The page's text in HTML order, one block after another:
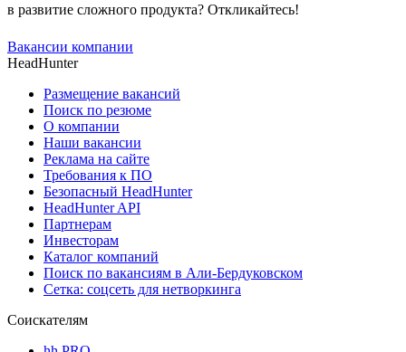
в развитие сложного продукта? Откликайтесь!
Вакансии компании
HeadHunter
Размещение вакансий
Поиск по резюме
О компании
Наши вакансии
Реклама на сайте
Требования к ПО
Безопасный HeadHunter
HeadHunter API
Партнерам
Инвесторам
Каталог компаний
Поиск по вакансиям в Али-Бердуковском
Сетка: соцсеть для нетворкинга
Соискателям